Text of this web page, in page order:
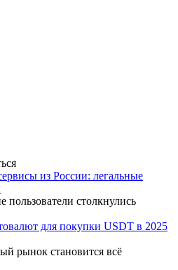
из России: легальные
пользователи столкнулись
для покупки USDT в 2025
рынок становится всё